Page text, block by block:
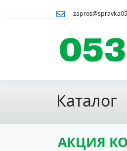
Каталог
АКЦИЯ